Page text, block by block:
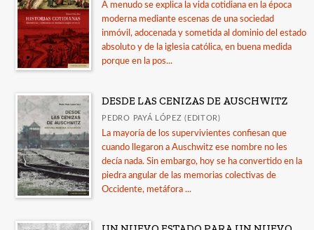
A menudo se explica la vida cotidiana en la época
moderna mediante escenas de una sociedad
inmóvil, adocenada y sometida al dominio del estado
absoluto y de la iglesia católica, en buena medida
porque en la pos...
DESDE LAS CENIZAS DE AUSCHWITZ
PEDRO PAYÁ LÓPEZ (EDITOR)
La mayoría de los supervivientes confiesan que
cuando llegaron a Auschwitz ese nombre no les
decía nada. Sin embargo, hoy se ha convertido en la
piedra angular de las memorias colectivas de
Occidente, metáfora ...